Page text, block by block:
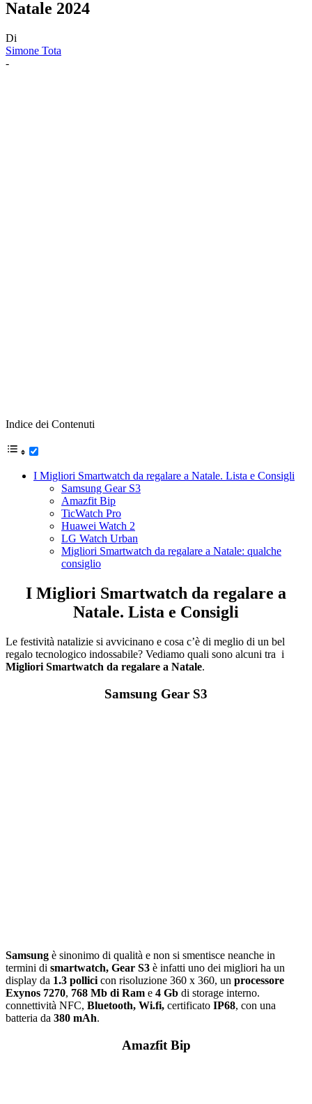
Natale 2024
Di
Simone Tota
-
Indice dei Contenuti
I Migliori Smartwatch da regalare a Natale. Lista e Consigli
Samsung Gear S3
Amazfit Bip
TicWatch Pro
Huawei Watch 2
LG Watch Urban
Migliori Smartwatch da regalare a Natale: qualche
consiglio
I Migliori Smartwatch da regalare a
Natale. Lista e Consigli
Le festività natalizie si avvicinano e cosa c’è di meglio di un bel
regalo tecnologico indossabile? Vediamo quali sono alcuni tra i
Migliori Smartwatch da regalare a Natale.
Samsung Gear S3
Samsung è sinonimo di qualità e non si smentisce neanche in
termini di smartwatch, Gear S3 è infatti uno dei migliori ha un
display da 1.3 pollici con risoluzione 360 x 360, un processore
Exynos 7270, 768 Mb di Ram e 4 Gb di storage interno.
connettività NFC, Bluetooth, Wi.fi, certificato IP68, con una
batteria da 380 mAh.
Amazfit Bip